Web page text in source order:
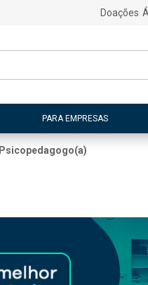
Doações
PARA EMPRESAS
Psicopedagogo(a)